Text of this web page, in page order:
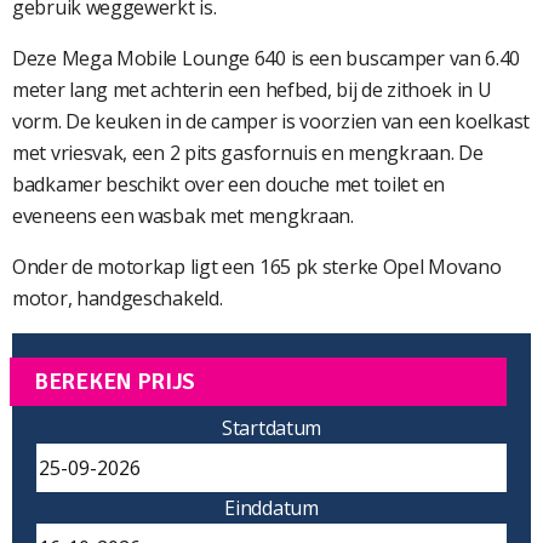
gebruik weggewerkt is.
Deze Mega Mobile Lounge 640 is een buscamper van 6.40
meter lang met achterin een hefbed, bij de zithoek in U
vorm. De keuken in de camper is voorzien van een koelkast
met vriesvak, een 2 pits gasfornuis en mengkraan. De
badkamer beschikt over een douche met toilet en
eveneens een wasbak met mengkraan.
Onder de motorkap ligt een 165 pk sterke Opel Movano
motor, handgeschakeld.
BEREKEN PRIJS
Startdatum
Einddatum